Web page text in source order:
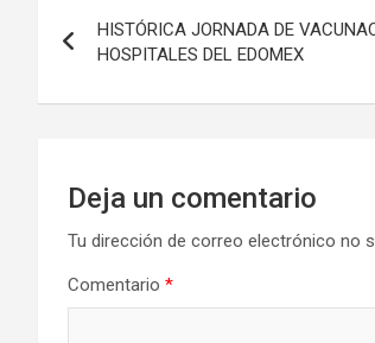
de
entradas
HISTÓRICA JORNADA DE
HOSPITALES DEL EDOMEX
Deja un comentario
Tu dirección de correo electrónico no
Comentario *